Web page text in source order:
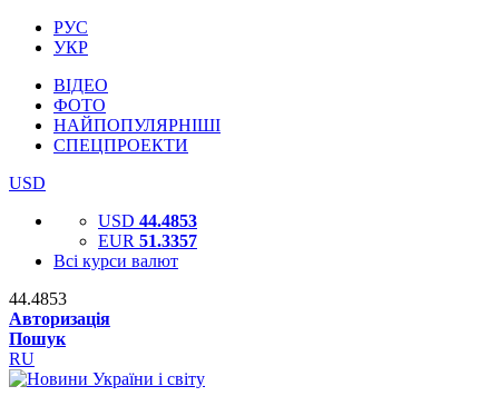
РУС
УКР
ВІДЕО
ФОТО
НАЙПОПУЛЯРНІШІ
СПЕЦПРОЕКТИ
USD
USD 44.4853
EUR 51.3357
Всі курси валют
44.4853
Авторизація
Пошук
RU